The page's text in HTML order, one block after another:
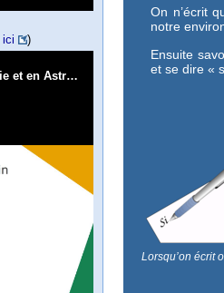
On n’écrit
notre
Ensuite
et se dire «
Lorsqu’on écrit
ici )